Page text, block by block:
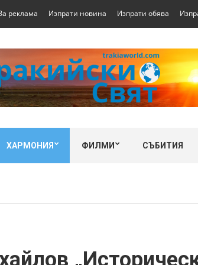
реклама Изпрати новина Изпрати обява
ХАРМОНИЯ ФИЛМИ СЪБИТИЯ